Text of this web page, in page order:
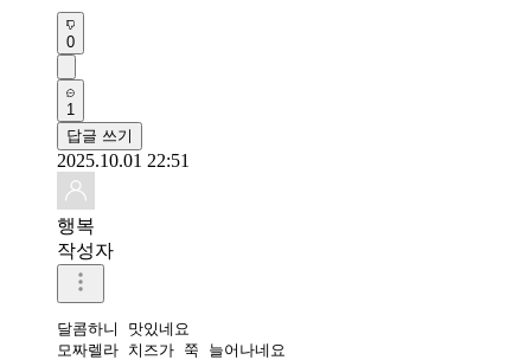
0
1
답글 쓰기
2025.10.01 22:51
행복
작성자
달콤하니 맛있네요
모짜렐라 치즈가 쭉 늘어나네요